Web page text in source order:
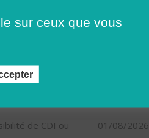
de CDI ou
de CDI ou
01/08/2026
sur ceux que vous